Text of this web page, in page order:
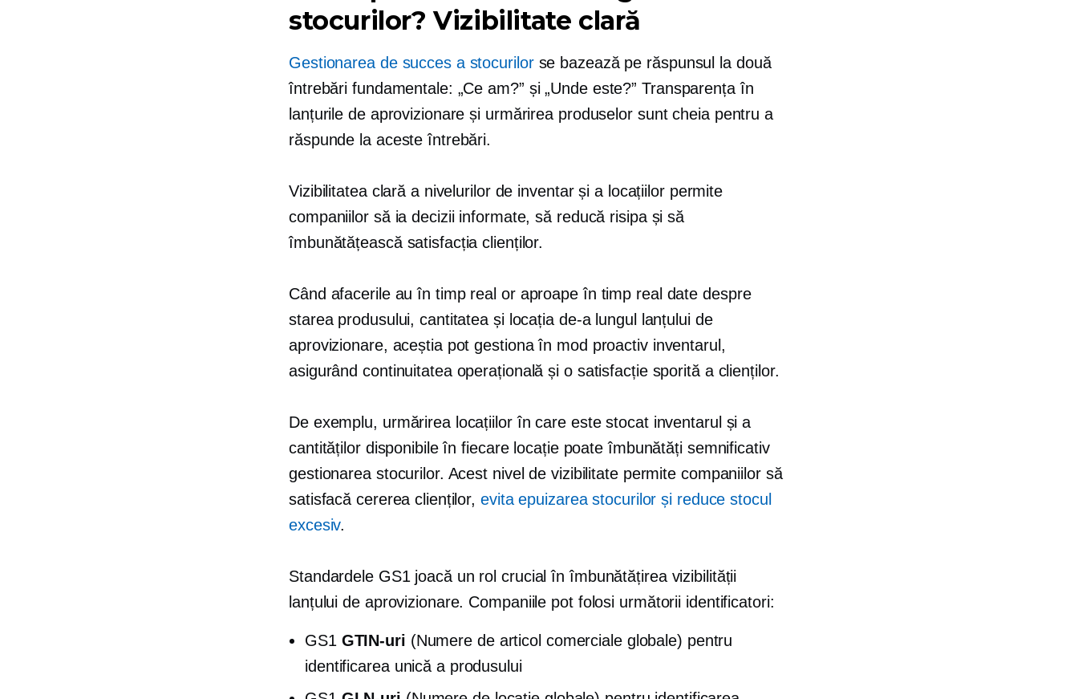
stocurilor? Vizibilitate clară
Gestionarea de succes a stocurilorse bazează pe răspunsul la două
întrebări fundamentale: „Ce am?” și „Unde este?” Transparența în
lanțurile de aprovizionare și urmărirea produselor sunt cheia pentru a
răspunde la aceste întrebări.
Vizibilitatea clară a nivelurilor de inventar și a locațiilor permite
companiilor să ia decizii informate, să reducă risipa și să
îmbunătățească satisfacția clienților.
Când afacerile auîn timp real or aproape în timp real date despre
starea produsului, cantitatea și locația de-a lungul lanțului de
aprovizionare, aceștia pot gestiona în mod proactiv inventarul,
asigurând continuitatea operațională și o satisfacție sporită a clienților.
De exemplu, urmărirea locațiilor în care este stocat inventarul și a
cantităților disponibile în fiecare locație poate îmbunătăți semnificativ
gestionarea stocurilor. Acest nivel de vizibilitate permite companiilor să
satisfacă cererea clienților, evita epuizarea stocurilor și reduce stocul
excesiv.
Standardele GS1 joacă un rol crucial în îmbunătățirea vizibilității
lanțului de aprovizionare. Companiile pot folosi următorii identificatori:
GS1 GTIN-uri (Numere de articol comerciale globale) pentru
identificarea unică a produsului